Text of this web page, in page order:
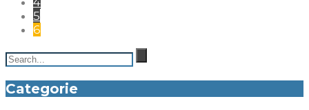
5
6
Categorie